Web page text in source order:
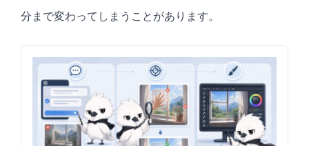
分まで変わってしまうことがあります。